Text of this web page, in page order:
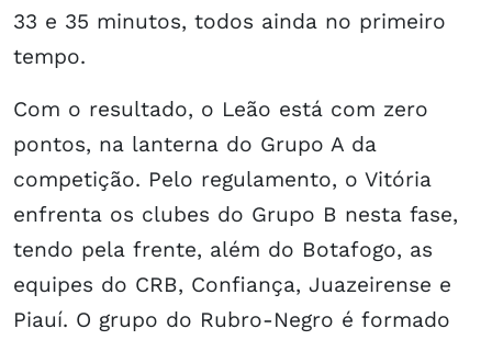
33 e 35 minutos, todos ainda no primeiro
tempo.
Com o resultado, o Leão está com zero
pontos, na lanterna do Grupo A da
competição. Pelo regulamento, o Vitória
enfrenta os clubes do Grupo B nesta fase,
tendo pela frente, além do Botafogo, as
equipes do CRB, Confiança, Juazeirense e
Piauí. O grupo do Rubro-Negro é formado